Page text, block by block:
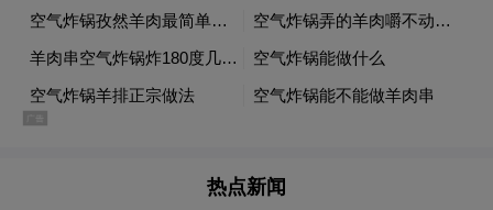
左翼的美国民主党的倾向。特朗普不一样，
他是负面的革命，他除了反全球化这样一个
孤立主义的取向比较清楚，其它国内和国际
根发出声音——即使不知道将来会怎样，但
热点新闻